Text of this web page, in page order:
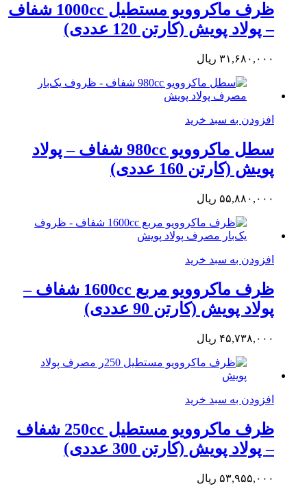
ظرف ماکروویو مستطیل 1000cc شفاف
– پولاد پویش (کارتن 120 عددی)
۳۱,۶۸۰,۰۰۰ ریال
افزودن به سبد خرید
سطل ماکروویو 980cc شفاف – پولاد
پویش (کارتن 160 عددی)
۵۵,۸۸۰,۰۰۰ ریال
افزودن به سبد خرید
ظرف ماکروویو مربع 1600cc شفاف –
پولاد پویش (کارتن 90 عددی)
۴۵,۷۳۸,۰۰۰ ریال
افزودن به سبد خرید
ظرف ماکروویو مستطیل 250cc شفاف
– پولاد پویش (کارتن 300 عددی)
۵۳,۹۵۵,۰۰۰ ریال